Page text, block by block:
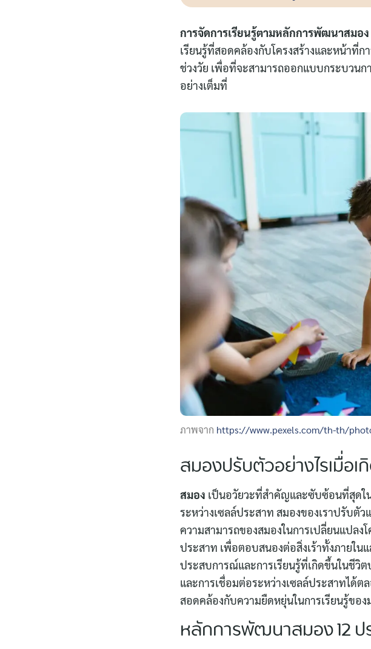
Search
for:
การจัดการเรียนรู้ตามหลักการพัฒนาสมอ
เรียนรู้ที่สอดคล้องกับโครงสร้างและหน้าที่
ช่วงวัย เพื่อที่จะสามารถออกแบบกระบวน
อย่างเต็มที่
ภาพจาก https://www.pexels.com/th-th/
สมองปรับตัวอย่างไรเมื่อเ
สมอง เป็นอวัยวะที่สำคัญและซับซ้อนที่สุดใน
ระหว่างเซลล์ประสาท สมองของเราปรับตั
ความสามารถของสมองในการเปลี่ยนแปลง
ประสาท เพื่อตอบสนองต่อสิ่งเร้าทั้งภายใน
ประสบการณ์และการเรียนรู้ที่เกิดขึ้นในชีวิต
และการเชื่อมต่อระหว่างเซลล์ประสาทได้
สอดคล้องกับความยืดหยุ่นในการเรียนรู้ขอ
หลักการพัฒนาสมอง 12 ป